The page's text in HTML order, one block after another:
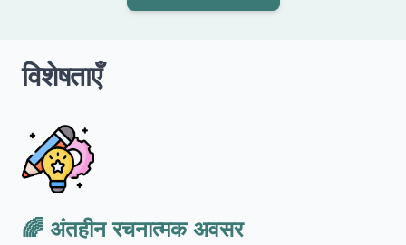
विशेषताएँ
🌈 अंतहीन रचनात्मक अवसर